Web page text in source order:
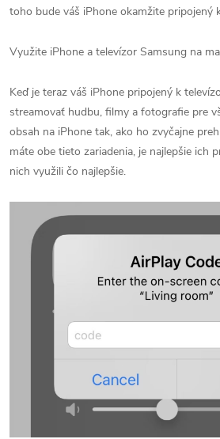
toho bude váš iPhone okamžite pripojený
Využite iPhone a televízor Samsung na
Keď je teraz váš iPhone pripojený k
streamovať hudbu, filmy a fotografie pre
obsah na iPhone tak, ako ho zvyčajne
máte obe tieto zariadenia, je najlepšie ich
nich využili čo najlepšie.